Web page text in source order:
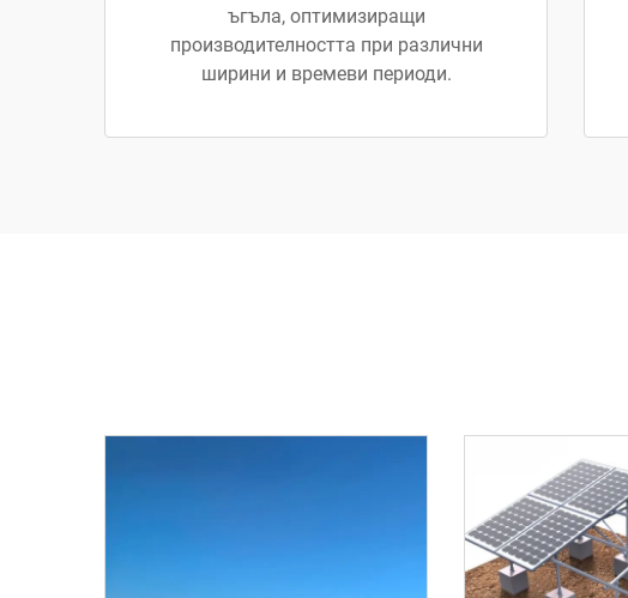
ъгъла, оптимизиращи
производителността при различни
ширини и времеви периоди.